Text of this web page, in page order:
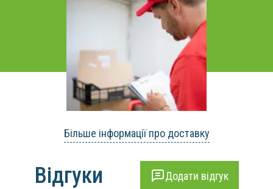
Більше інформації про доставку
Відгуки Додати відгук